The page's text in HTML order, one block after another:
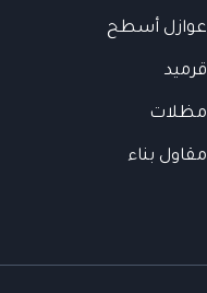
عوازل أسطح
قرميد
مظلات
مقاول بناء